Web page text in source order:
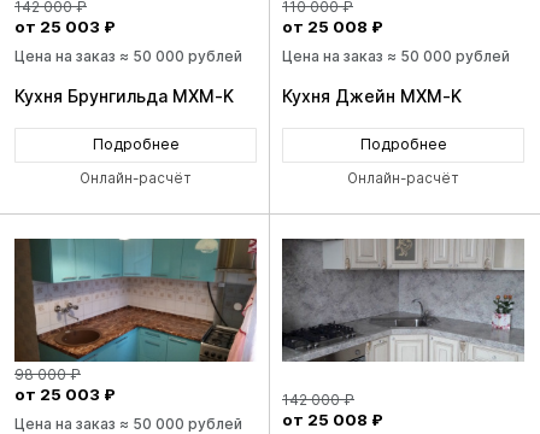
142 000 ₽
от 25 003 ₽
Цена на заказ ≈ 50 000 рублей
Кухня Брунгильда MXM-K
Подробнее
Онлайн-расчёт
110 000 ₽
от 25 008 ₽
Цена на заказ ≈ 50 000 рублей
Кухня Джейн MXM-K
Подробнее
Онлайн-расчёт
98 000 ₽
от 25 003 ₽
Цена на заказ ≈ 50 000 рублей
142 000 ₽
от 25 008 ₽